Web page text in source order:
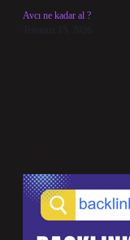
Avcı ne kadar al ?
Temmuz 15, 2026